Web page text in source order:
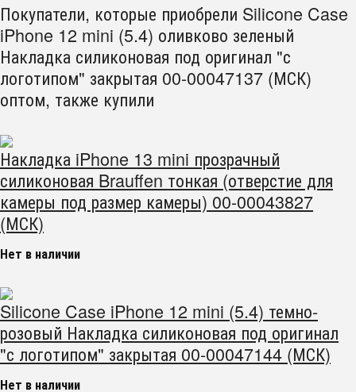
Покупатели, которые приобрели Silicone Case
iPhone 12 mini (5.4) оливково зеленый
Накладка силиконовая под оригинал "с
логотипом" закрытая 00-00047137 (МСК)
оптом, также купили
Накладка iPhone 13 mini прозрачный
силиконовая Brauffen тонкая (отверстие для
камеры под размер камеры) 00-00043827
(МСК)
Нет в наличии
Silicone Case iPhone 12 mini (5.4) темно-
розовый Накладка силиконовая под оригинал
"с логотипом" закрытая 00-00047144 (МСК)
Нет в наличии